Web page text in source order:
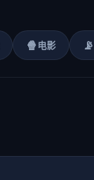
🍿电影 📡